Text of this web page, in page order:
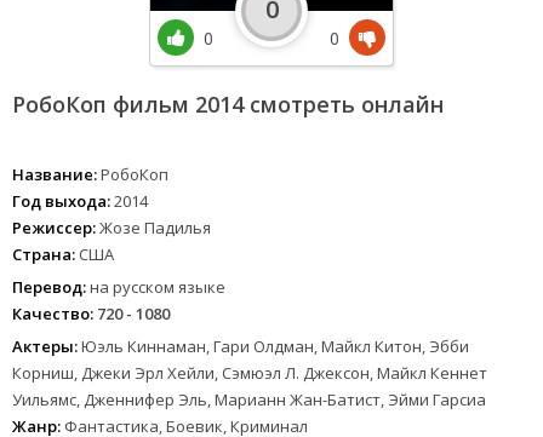
РобоКоп фильм 2014 смотреть онлайн
Название:РобоКоп
Год выхода:2014
Режиссер:Жозе Падилья
Страна: США
Перевод:на русском языке
Качество: 720 - 1080
Актеры:Юэль Киннаман, Гари Олдман, Майкл Китон, Эбби
Корниш, Джеки Эрл Хейли, Сэмюэл Л. Джексон, Майкл Кеннет
Уильямс, Дженнифер Эль, Марианн Жан-Батист, Эйми Гарсиа
Жанр: Фантастика, Боевик, Криминал
0
0
0